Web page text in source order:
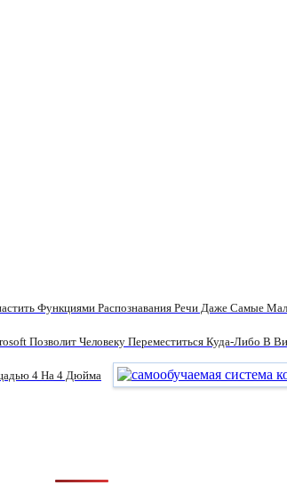
Функциями Распознавания Речи Даже Самые
Позволит Человеку Переместиться Куда-Либо В
4 На 4 Дюйма